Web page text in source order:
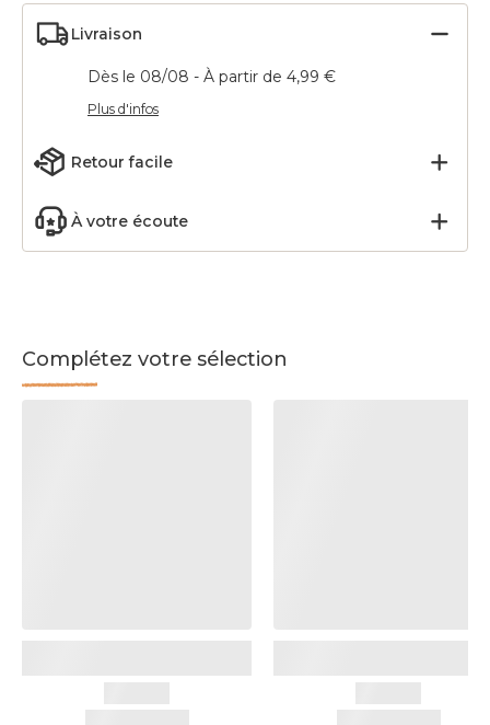
Livraison
Dès le 08/08 - À partir de 4,99 €
Plus d'infos
Retour facile
À votre écoute
Complétez votre sélection